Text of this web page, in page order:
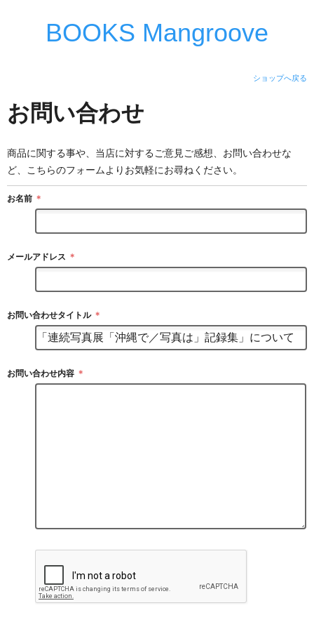
BOOKS Mangroove
ショップへ戻る
お問い合わせ
商品に関する事や、当店に対するご意見ご感想、お問い合わせな
ど、こちらのフォームよりお気軽にお尋ねください。
お名前 ＊
メールアドレス ＊
お問い合わせタイトル ＊
お問い合わせ内容 ＊